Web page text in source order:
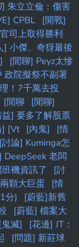
朱立立倫：傷害
CPBL
[開戰]
司上取得勝利
] 小傑、奇犽最後
[閒聊] Peyz太慘
政院擬祭不副署
！7千萬去投
[閒聊
[閒聊]
益] 要多了解股票
] [Vt [內鬼]
[情
[討論] Kuminga怎
DeepSeek 老闆
機資訊了
[討
顆大巨蛋
[情
分)
[蔚藍]新舊
[蔚藍] 檔案大
[鬼滅]
[花邊] JT：
[問題] 新莊球